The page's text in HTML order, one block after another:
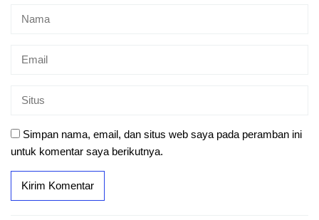
Simpan nama, email, dan situs web saya pada peramban ini
untuk komentar saya berikutnya.